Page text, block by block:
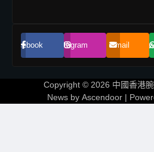
Facebook Instagram Email
Copyright © 2026 中國香港
News by Ascendoor|